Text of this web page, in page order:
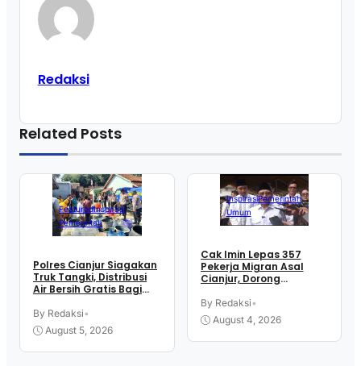
Redaksi
Related Posts
FeaturedInspirasi
Pemerintah
Polres Cianjur Siagakan
Truk Tangki, Distribusi
Air Bersih Gratis Bagi
Kekeringan
By Redaksi•
August 5, 2026
InspirasiPemerintah
Umum
Cak Imin Lepas 357
Pekerja Migran Asal
Cianjur, Dorong
Kerja Ke Sektor Formal
Luar Negeri
By Redaksi•
August 4, 2026